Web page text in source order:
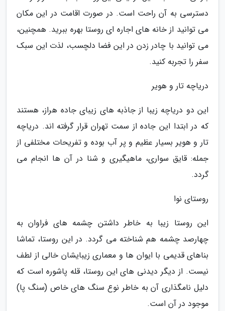
دسترسی به آن راحت است. در صورت اقامت در این مکان
می توانید از خانه های اجاره ای روستا بهره ببرید. همچنین،
می توانید با چادر زدن در این فضا دلچسب، لذت این سبک
سفر را تجربه کنید.
دریاچه تار و هویر
این دو دریاچه زیبا از جاذبه های زیبای جاده هراز، هستند
که در ابتدا این جاده از سمت تهران قرار گرفته اند. دریاچه
تار و هویر بسیار عظیم و پر آب بوده و تفریحات مختلفی از
جمله: قایق سواری، ماهیگیری و شنا در آن ها انجام می
گردد.
روستای نوا
این روستا زیبا به خاطر داشتن چشمه های فراوان به
چهارصد چشمه هم شناخته می گردد. در این روستا، تماشا
بناهای قدیمی با ایوان ها و معماری زیبایشان خالی از لطف
نیست. از دیگر دیدنی های این روستا، قله پاشوره است که
دلیل نامگذاری آن به خاطر نوع سنگ های خاص (سنگ پا)
موجود در آن است.